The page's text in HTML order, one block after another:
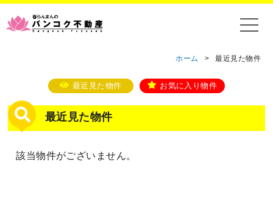
ホーム > 最近見た物件
最近見た物件 お気に入り物件
最近見た物件
該当物件がございません。